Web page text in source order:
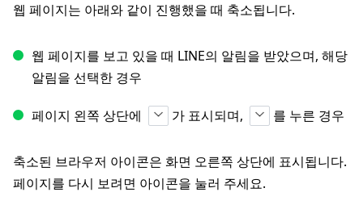
웹 페이지는 아래와 같이 진행했을 때 축소됩니다.
웹 페이지를 보고 있을 때 LINE의 알림을 받았으며, 해당
알림을 선택한 경우
페이지 왼쪽 상단에 가 표시되며, 를 누른 경우
축소된 브라우저 아이콘은 화면 오른쪽 상단에 표시됩니다.
페이지를 다시 보려면 아이콘을 눌러 주세요.